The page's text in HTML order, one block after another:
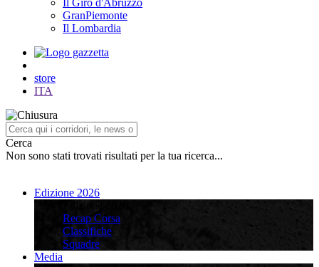
Il Giro d'Abruzzo
GranPiemonte
Il Lombardia
store
ITA
Cerca
Non sono stati trovati risultati per la tua ricerca...
Edizione 2026
Recap Corsa
Classifiche
Squadre
Media